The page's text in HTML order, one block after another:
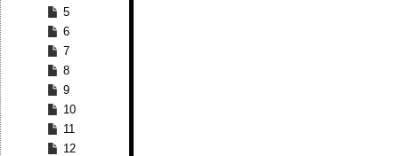
5
6
7
8
9
10
11
12